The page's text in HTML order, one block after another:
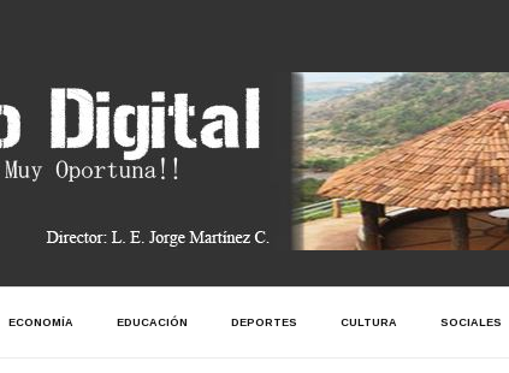
ECONOMÍA EDUCACIÓN DEPORTES CULTURA SOCIALES